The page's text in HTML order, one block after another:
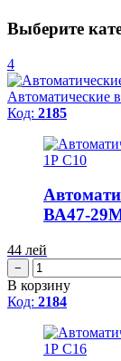
Выберите
4
Автоматические
Код: 2185
ВА47-
44 лей
−
В корзину
Код: 2184